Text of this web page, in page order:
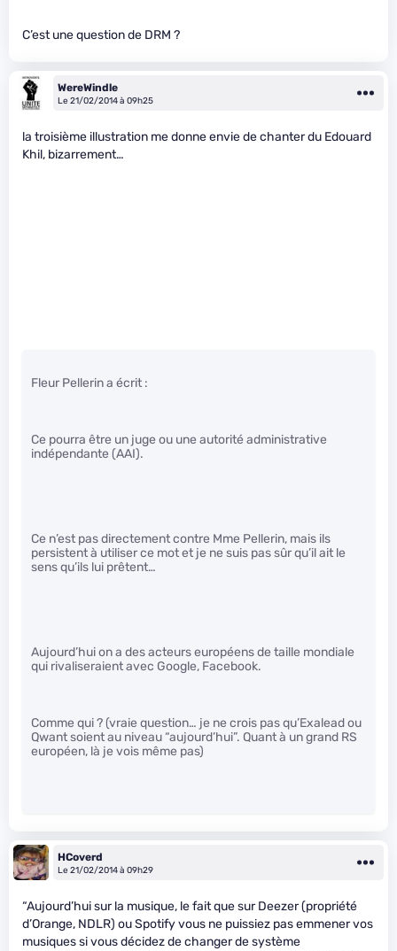
C’est une question de DRM ?
WereWindle
Le 21/02/2014 à 09h25
la troisième illustration me donne envie de chanter du Edouard
Khil, bizarrement…
Fleur Pellerin a écrit :
Ce pourra être un juge ou une autorité administrative
indépendante (AAI).
Ce n’est pas directement contre Mme Pellerin, mais ils
persistent à utiliser ce mot et je ne suis pas sûr qu’il ait le
sens qu’ils lui prêtent…
Aujourd’hui on a des acteurs européens de taille mondiale
qui rivaliseraient avec Google, Facebook.
Comme qui ? (vraie question… je ne crois pas qu’Exalead ou
Qwant soient au niveau “aujourd’hui”. Quant à un grand RS
européen, là je vois même pas)
HCoverd
Le 21/02/2014 à 09h29
“Aujourd’hui sur la musique, le fait que sur Deezer (propriété
d’Orange, NDLR) ou Spotify vous ne puissiez pas emmener vos
musiques si vous décidez de changer de système